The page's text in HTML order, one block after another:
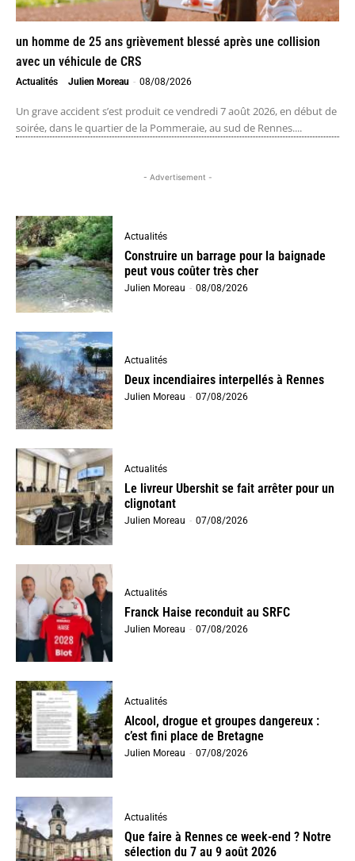
un homme de 25 ans grièvement blessé après une collision
avec un véhicule de CRS
Actualités Julien Moreau - 08/08/2026
Un grave accident s’est produit ce vendredi 7 août 2026, en début de
soirée, dans le quartier de la Pommeraie, au sud de Rennes....
- Advertisement -
Actualités
Construire un barrage pour la baignade
peut vous coûter très cher
Julien Moreau - 08/08/2026
Actualités
Deux incendiaires interpellés à Rennes
Julien Moreau - 07/08/2026
Actualités
Le livreur Ubershit se fait arrêter pour un
clignotant
Julien Moreau - 07/08/2026
Actualités
Franck Haise reconduit au SRFC
Julien Moreau - 07/08/2026
Actualités
Alcool, drogue et groupes dangereux :
c’est fini place de Bretagne
Julien Moreau - 07/08/2026
Actualités
Que faire à Rennes ce week-end ? Notre
sélection du 7 au 9 août 2026